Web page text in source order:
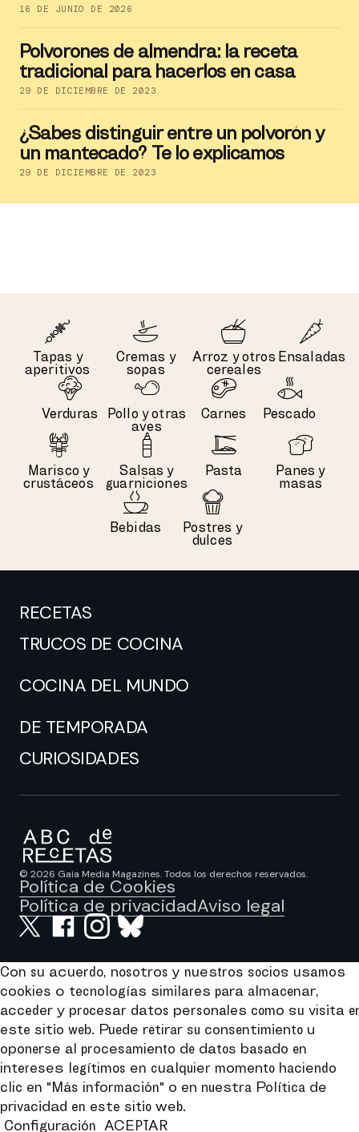
16 DE JUNIO DE 2026
Polvorones de almendra: la receta
tradicional para hacerlos en casa
29 DE DICIEMBRE DE 2023
¿Sabes distinguir entre un polvorón y
un mantecado? Te lo explicamos
29 DE DICIEMBRE DE 2023
Tapas y
aperitivos
Cremas y
sopas
Arroz y otros
cereales
Ensaladas
Verduras
Pollo y otras
aves
Carnes Pescado
Marisco y
crustáceos
Salsas y
guarniciones
Pasta
Panes y
masas
Bebidas
Postres y
dulces
RECETAS
TRUCOS DE COCINA
COCINA DEL MUNDO
DE TEMPORADA
CURIOSIDADES
© 2026 Gaia Media Magazines. Todos los derechos reservados.
Política de Cookies
Política de privacidadAviso legal
Con su acuerdo, nosotros y nuestros socios usamos
cookies o tecnologías similares para almacenar,
acceder y procesar datos personales como su visita
este sitio web. Puede retirar su consentimiento u
oponerse al procesamiento de datos basado en
intereses legítimos en cualquier momento haciendo
clic en "Más información" o en nuestra Política de
privacidad en este sitio web.
Configuración
ACEPTAR